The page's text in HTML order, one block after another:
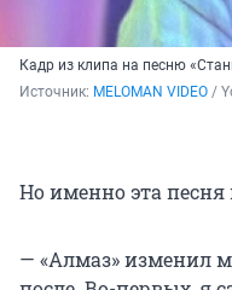
Кадр из клипа на песню
Источник: MELOMAN VIDEO /
Но именно эта
— «Алмаз» изменил